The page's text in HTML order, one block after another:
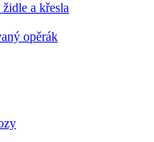
a křesla
opěrák